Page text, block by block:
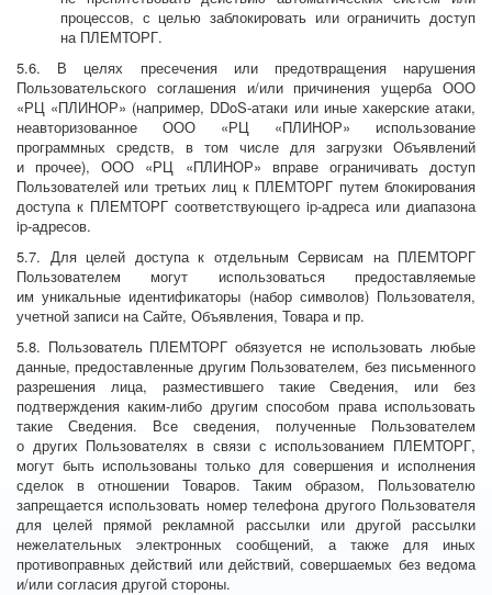
процессов, с целью заблокировать или ограничить доступ
на ПЛЕМТОРГ.
5.6. В целях пресечения или предотвращения нарушения
Пользовательского соглашения и/или причинения ущерба ООО
«РЦ «ПЛИНОР» (например, DDoS-атаки или иные хакерские атаки,
неавторизованное ООО «РЦ «ПЛИНОР» использование
программных средств, в том числе для загрузки Объявлений
и прочее), ООО «РЦ «ПЛИНОР» вправе ограничивать доступ
Пользователей или третьих лиц к ПЛЕМТОРГ путем блокирования
доступа к ПЛЕМТОРГ соответствующего ip-адреса или диапазона
ip-адресов.
5.7. Для целей доступа к отдельным Сервисам на ПЛЕМТОРГ
Пользователем могут использоваться предоставляемые
им уникальные идентификаторы (набор символов) Пользователя,
учетной записи на Сайте, Объявления, Товара и пр.
5.8. Пользователь ПЛЕМТОРГ обязуется не использовать любые
данные, предоставленные другим Пользователем, без письменного
разрешения лица, разместившего такие Сведения, или без
подтверждения каким-либо другим способом права использовать
такие Сведения. Все сведения, полученные Пользователем
о других Пользователях в связи с использованием ПЛЕМТОРГ,
могут быть использованы только для совершения и исполнения
сделок в отношении Товаров. Таким образом, Пользователю
запрещается использовать номер телефона другого Пользователя
для целей прямой рекламной рассылки или другой рассылки
нежелательных электронных сообщений, а также для иных
противоправных действий или действий, совершаемых без ведома
и/или согласия другой стороны.